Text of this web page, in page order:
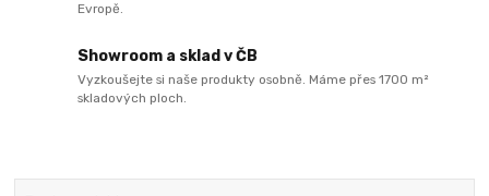
Evropě.
Showroom a sklad v ČB
Vyzkoušejte si naše produkty osobně. Máme přes 1700 m²
skladových ploch.